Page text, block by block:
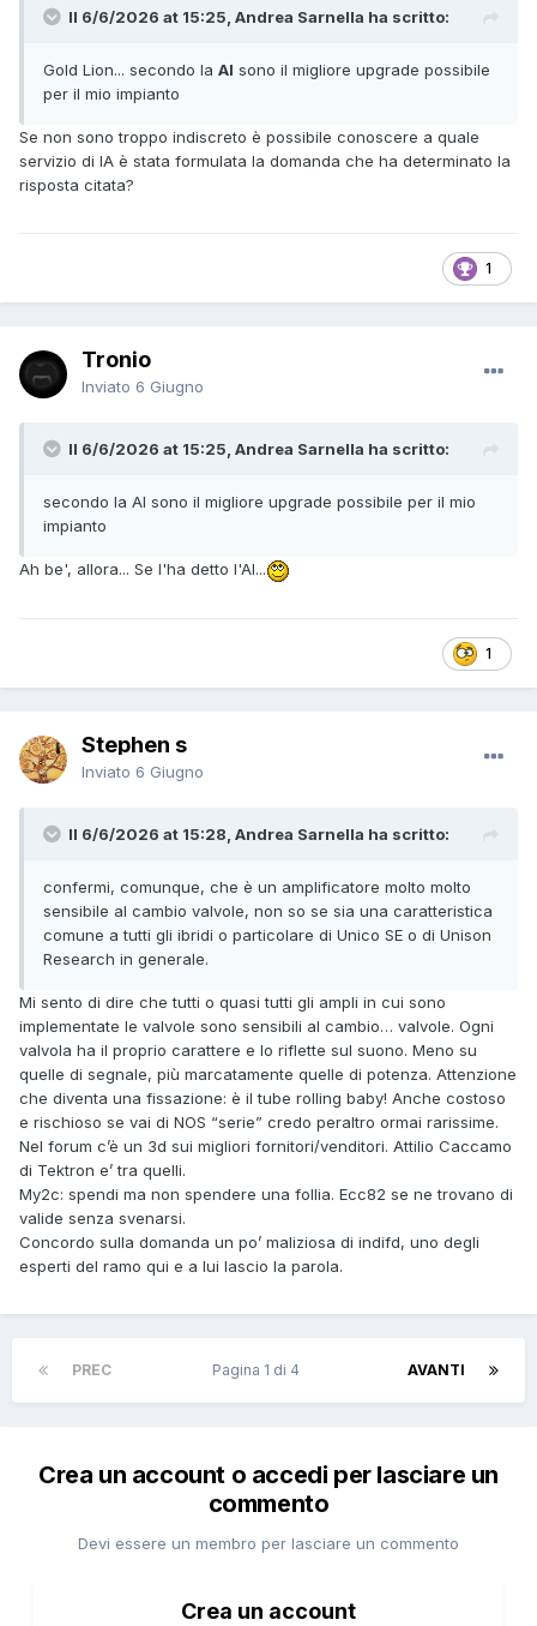
Il 6/6/2026 at 15:25, Andrea Sarnella ha scritto:
Gold Lion... secondo la AI sono il migliore upgrade possibile
per il mio impianto
Se non sono troppo indiscreto è possibile conoscere a quale
servizio di IA è stata formulata la domanda che ha determinato la
risposta citata?
1
Tronio
Inviato 6 Giugno
Il 6/6/2026 at 15:25, Andrea Sarnella ha scritto:
secondo la AI sono il migliore upgrade possibile per il mio
impianto
Ah be', allora... Se l'ha detto l'AI...
1
Stephen s
Inviato 6 Giugno
Il 6/6/2026 at 15:28, Andrea Sarnella ha scritto:
confermi, comunque, che è un amplificatore molto molto
sensibile al cambio valvole, non so se sia una caratteristica
comune a tutti gli ibridi o particolare di Unico SE o di Unison
Research in generale.
Mi sento di dire che tutti o quasi tutti gli ampli in cui sono
implementate le valvole sono sensibili al cambio… valvole. Ogni
valvola ha il proprio carattere e lo riflette sul suono. Meno su
quelle di segnale, più marcatamente quelle di potenza. Attenzione
che diventa una fissazione: è il tube rolling baby! Anche costoso
e rischioso se vai di NOS “serie” credo peraltro ormai rarissime.
Nel forum c’è un 3d sui migliori fornitori/venditori. Attilio Caccamo
di Tektron e’ tra quelli.
My2c: spendi ma non spendere una follia. Ecc82 se ne trovano di
valide senza svenarsi.
Concordo sulla domanda un po’ maliziosa di indifd, uno degli
esperti del ramo qui e a lui lascio la parola.
PREC AVANTI
Pagina 1 di 4
Crea un account o accedi per lasciare un
commento
Devi essere un membro per lasciare un commento
Crea un account